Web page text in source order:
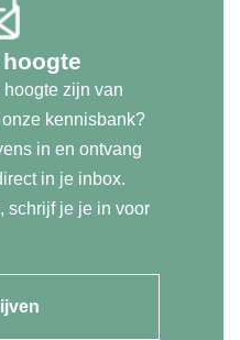
zijn van
kennisbank?
in en ontvang
in je inbox.
schrijf je je in voor